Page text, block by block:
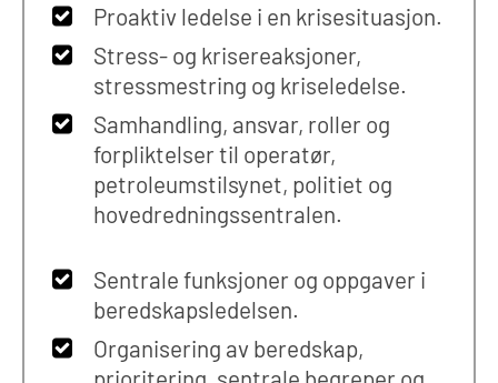
Proaktiv ledelse i en krisesituasjon.
Stress- og krisereaksjoner,
stressmestring og kriseledelse.
Samhandling, ansvar, roller og
forpliktelser til operatør,
petroleumstilsynet, politiet og
hovedredningssentralen.
Sentrale funksjoner og oppgaver i
beredskapsledelsen.
Organisering av beredskap,